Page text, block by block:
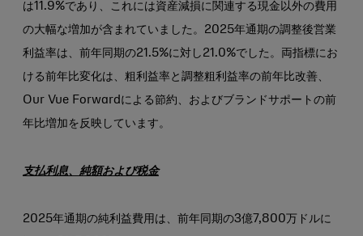
は11.9%であり、これには資産減損に関連する現金以外の費用
の大幅な増加が含まれていました。2025年通期の調整後営業
利益率は、前年同期の21.5%に対し21.0%でした。両指標にお
ける前年比変化は、粗利益率と調整粗利益率の前年比改善、
Our Vue Forwardによる節約、およびブランドサポートの前
年比増加を反映しています。
支払利息、純額および税金
2025年通期の純利益費用は、前年同期の3億7,800万ドルに